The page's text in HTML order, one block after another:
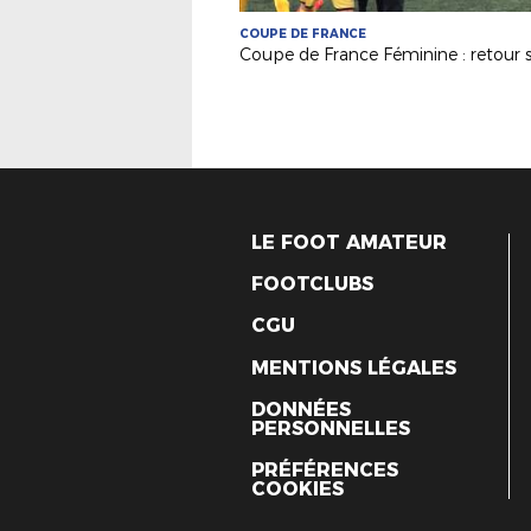
COUPE DE FRANCE
LE FOOT AMATEUR
FOOTCLUBS
CGU
MENTIONS LÉGALES
DONNÉES
PERSONNELLES
PRÉFÉRENCES
COOKIES